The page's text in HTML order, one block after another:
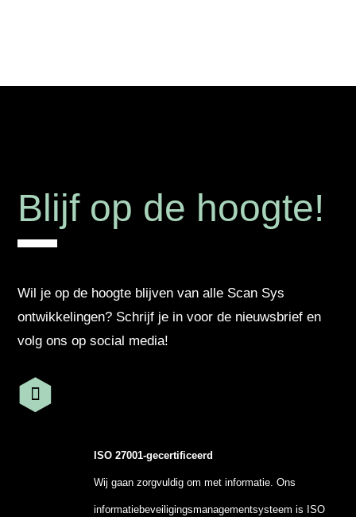
Blijf op de hoogte!
Wil je op de hoogte blijven van alle Scan Sys
ontwikkelingen? Schrijf je in voor de nieuwsbrief en
volg ons op social media!
ISO 27001-gecertificeerd
Wij gaan zorgvuldig om met informatie. Ons
informatiebeveiligingsmanagementsysteem is ISO